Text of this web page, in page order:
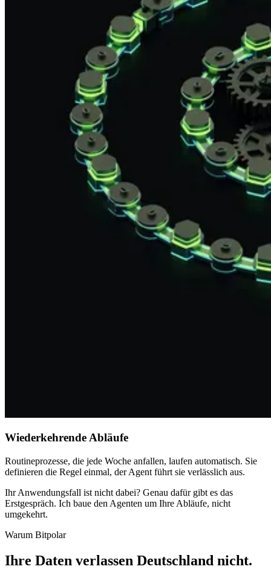
Wiederkehrende Abläufe
Routineprozesse, die jede Woche anfallen, laufen automatisch. Sie
definieren die Regel einmal, der Agent führt sie verlässlich aus.
Ihr Anwendungsfall ist nicht dabei? Genau dafür gibt es das
Erstgespräch. Ich baue den Agenten um Ihre Abläufe, nicht
umgekehrt.
Warum Bitpolar
Ihre Daten verlassen Deutschland nicht.